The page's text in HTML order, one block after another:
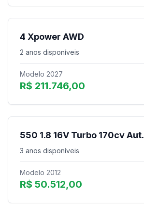
4 Xpower AWD
2 anos disponíveis
Modelo 2027
R$ 211.746,00
550 1.8 16V Turbo 170cv Aut.
3 anos disponíveis
Modelo 2012
R$ 50.512,00